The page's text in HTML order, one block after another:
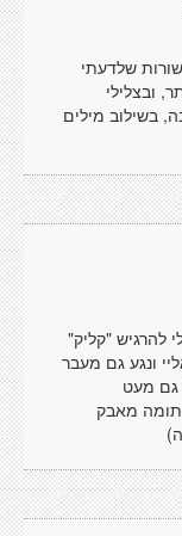
שלדעתי
ובצלילי
בשילוב מילים
להרגיש "קליק"
ונגע גם מעבר
גם מעט
מאבק